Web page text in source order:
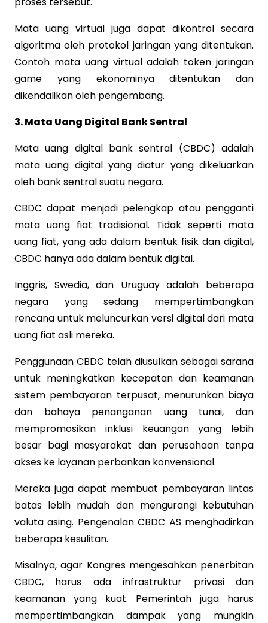
Mata uang virtual juga dapat dikontrol secara
algoritma oleh protokol jaringan yang ditentukan.
Contoh mata uang virtual adalah token jaringan
game yang ekonominya ditentukan dan
dikendalikan oleh pengembang.
3. Mata Uang Digital Bank Sentral
Mata uang digital bank sentral (CBDC) adalah
mata uang digital yang diatur yang dikeluarkan
oleh bank sentral suatu negara.
CBDC dapat menjadi pelengkap atau pengganti
mata uang fiat tradisional. Tidak seperti mata
uang fiat, yang ada dalam bentuk fisik dan digital,
CBDC hanya ada dalam bentuk digital.
Inggris, Swedia, dan Uruguay adalah beberapa
negara yang sedang mempertimbangkan
rencana untuk meluncurkan versi digital dari mata
uang fiat asli mereka.
Penggunaan CBDC telah diusulkan sebagai sarana
untuk meningkatkan kecepatan dan keamanan
sistem pembayaran terpusat, menurunkan biaya
dan bahaya penanganan uang tunai, dan
mempromosikan inklusi keuangan yang lebih
besar bagi masyarakat dan perusahaan tanpa
akses ke layanan perbankan konvensional.
Mereka juga dapat membuat pembayaran lintas
batas lebih mudah dan mengurangi kebutuhan
valuta asing. Pengenalan CBDC AS menghadirkan
beberapa kesulitan.
Misalnya, agar Kongres mengesahkan penerbitan
CBDC, harus ada infrastruktur privasi dan
keamanan yang kuat. Pemerintah juga harus
mempertimbangkan dampak yang mungkin